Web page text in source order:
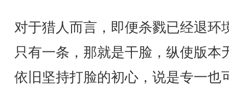
对于猎人而言，即便杀戮已经退环
只有一条，那就是干脸，纵使版本
依旧坚持打脸的初心，说是专一也